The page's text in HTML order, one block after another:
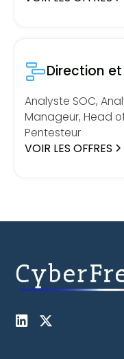
Direction
Analyste SOC,
Manageur, Head of
Pentesteur
VOIR LES OFFRES